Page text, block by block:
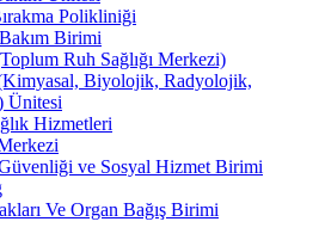
Polikliniği
Birimi
Ruh Sağlığı Merkezi)
Biyolojik, Radyolojik,
Ünitesi
Hizmetleri
ve Sosyal Hizmet Birimi
Ve Organ Bağış Birimi